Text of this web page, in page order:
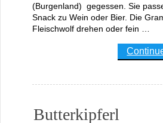
(Burgenland) gegessen. Sie
Snack zu Wein oder Bier. Die
Fleischwolf drehen oder fein …
Butterkipferl